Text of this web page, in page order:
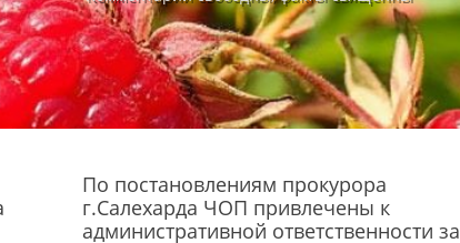
По постановлениям прокурора
г.Салехарда ЧОП привлечены к
административной ответственности за